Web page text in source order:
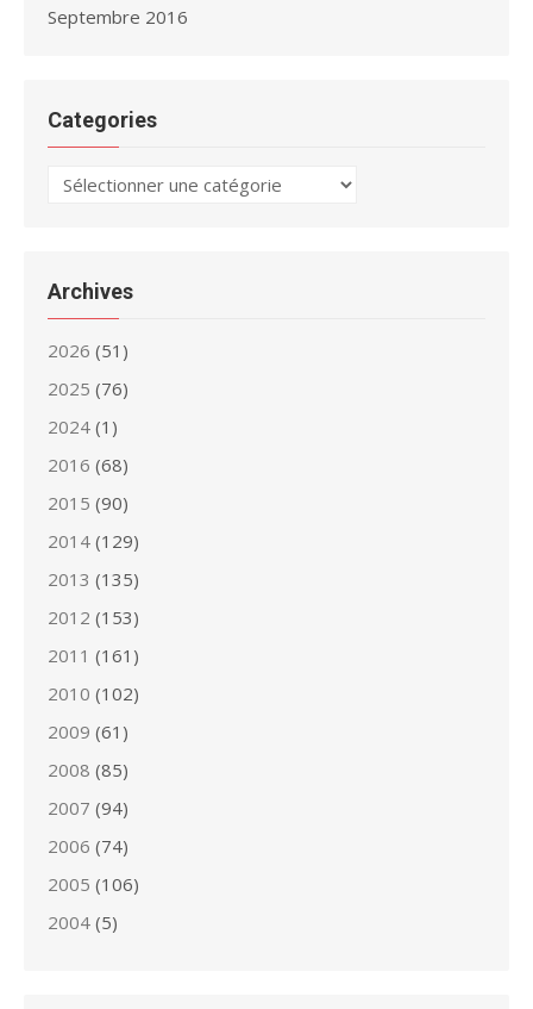
Septembre 2016
Categories
Categories
Archives
2026 (51)
2025 (76)
2024 (1)
2016 (68)
2015 (90)
2014 (129)
2013 (135)
2012 (153)
2011 (161)
2010 (102)
2009 (61)
2008 (85)
2007 (94)
2006 (74)
2005 (106)
2004 (5)